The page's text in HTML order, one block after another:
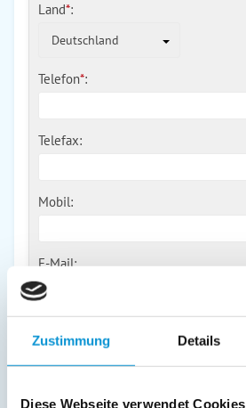
Zustimmung Details
Diese Webseite verwendet Cookies
Land*:
Deutschland
Telefon*:
Telefax:
Mobil:
E-Mail:
Freier Kommentar an Vermieter